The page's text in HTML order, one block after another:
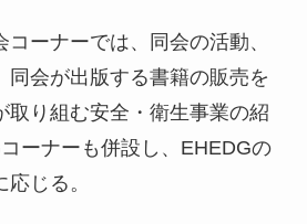
ーナーでは、同会の活動、
同会が出版する書籍の販売を
取り組む安全・衛生事業の紹
ーナーも併設し、EHEDGの
じる。